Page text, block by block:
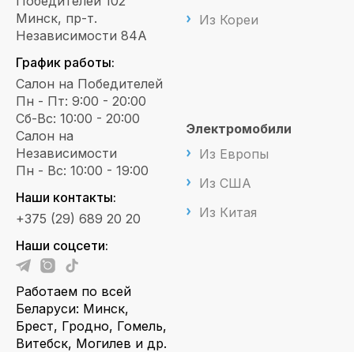
Минск, пр-т.
Независимости 84А
График работы:
Салон на Победителей
Пн - Пт: 9:00 - 20:00
Сб-Вс: 10:00 - 20:00
Салон на
Независимости
Пн - Вс: 10:00 - 19:00
Наши контакты:
+375 (29) 689 20 20
Наши соцсети:
Работаем по всей
Беларуси: Минск,
Брест, Гродно, Гомель,
Витебск, Могилев и др.
Из Кореи
Электромобили
Из Европы
Из США
Из Китая